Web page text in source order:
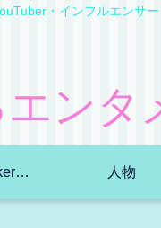
・インフルエンサ
ンタ
YouTuber・TikToker・ｲﾝﾌﾙｴﾝｻｰ 人物